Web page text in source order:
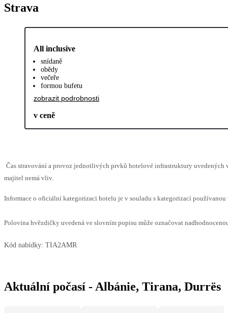
Strava
All inclusive
snídaně
obědy
večeře
formou bufetu
zobrazit podrobnosti
v ceně
Čas stravování a provoz jednotlivých prvků hotelové infrastruktury uvedených
majitel nemá vliv.
Informace o oficiální kategorizaci hotelu je v souladu s kategorizací
Polovina hvězdičky uvedená ve slovním popisu může označovat
Kód nabídky: TIA2AMR
Aktuální počasí - Albánie, Tirana, Durrës